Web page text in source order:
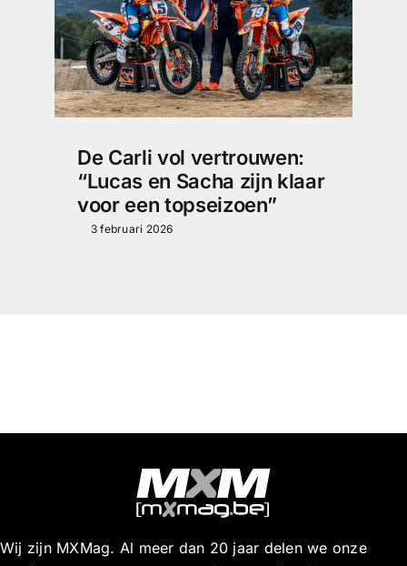
De Carli vol vertrouwen:
“Lucas en Sacha zijn klaar
voor een topseizoen”
3 februari 2026
Wij zijn MXMag. Al meer dan 20 jaar delen we onze